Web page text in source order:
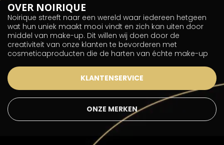
OVER NOIRIQUE
Noirique streeft naar een wereld waar iedereen hetgeen
wat hun uniek maakt mooi vindt en zich kan uiten door
middel van make-up. Dit willen wij doen door de
creativiteit van onze klanten te bevorderen met
cosmeticaproducten die de harten van échte make-up
KLANTENSERVICE
ONZE MERKEN